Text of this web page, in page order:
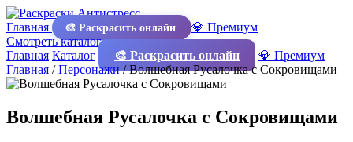
Главная 🎨 Раскрасить онлайн
💎 Премиум
Смотреть каталог
Главная Каталог 🎨 Раскрасить онлайн
💎 Премиум
Главная /Персонажи/Волшебная Русалочка с Сокровищами
Волшебная Русалочка с Сокровищами